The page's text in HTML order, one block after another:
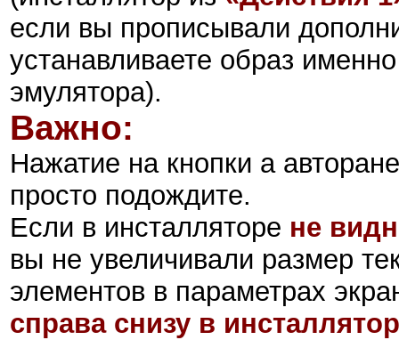
если вы прописывали
устанавливаете образ
эмулятора).
Важно:
Нажатие на кнопки а
просто подождите.
Если в инсталляторе не
вы не увеличивали размер
элементов в параметрах
справа снизу в